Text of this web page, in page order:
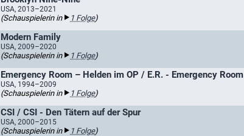
USA, 2013–2021
(Schauspielerin in 1 Folge)
Modern Family
USA, 2009–2020
(Schauspielerin in 1 Folge)
Emergency Room – Helden im OP / E.R. - Emergency Room
USA, 1994–2009
(Schauspielerin in 1 Folge)
CSI / CSI - Den Tätern auf der Spur
USA, 2000–2015
(Schauspielerin in 1 Folge)